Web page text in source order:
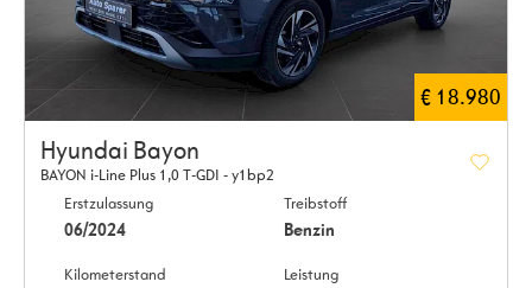
€ 18.980
Hyundai Bayon
BAYON i-Line Plus 1,0 T-GDI - y1bp2
Erstzulassung
06/2024
Treibstoff
Benzin
Kilometerstand Leistung